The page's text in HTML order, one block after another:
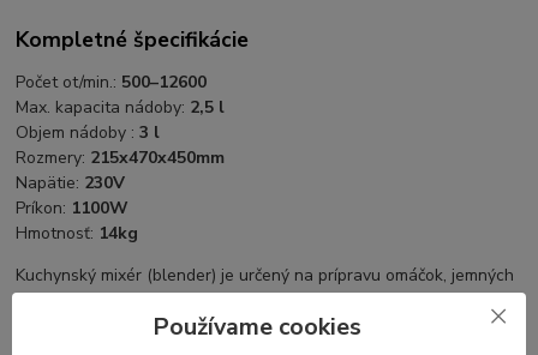
Kompletné špecifikácie
Počet ot/min.: 500–12600
Max. kapacita nádoby: 2,5 l
Objem nádoby :3 l
Rozmery: 215x470x450mm
Napätie: 230V
Príkon: 1100W
Hmotnosť: 14kg
Kuchynský mixér (blender) je určený na prípravu omáčok, jemných
vafle, ako aj rôznych pyré. Má nádobu s objemom 3 litre, ktorá je
Používame cookies